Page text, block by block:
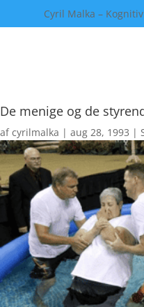
Cyril Malka –
De menige og de
afcyrilmalka | aug 28, 1993 |